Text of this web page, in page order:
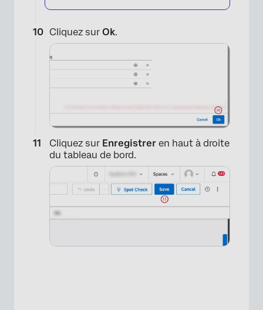
×
Cliquez sur Ok.
Cliquez sur Enregistrer en haut à droite
du tableau de bord.